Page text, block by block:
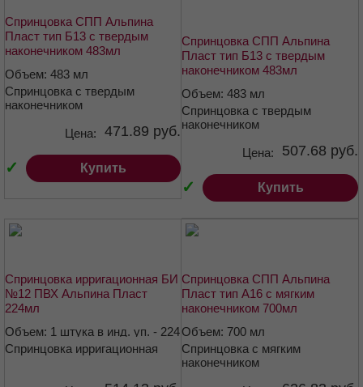
Спринцовка СПП Альпина
Пласт тип Б13 с твердым
наконечником 483мл
Объем: 483 мл
Спринцовка с твердым
наконечником
✓
Цена: 471.89 руб.
Купить
Спринцовка СПП Альпина
Пласт тип Б13 с твердым
наконечником 483мл
Объем: 483 мл
Спринцовка с твердым
наконечником
✓
Цена: 507.68 руб.
Купить
Спринцовка ирригационная БИ
№12 ПВХ Альпина Пласт
224мл
Объем: 1 штука в инд. уп. - 224
мл
Спринцовка ирригационная
Спринцовка СПП Альпина
Пласт тип А16 с мягким
наконечником 700мл
Объем: 700 мл
Спринцовка с мягким
наконечником